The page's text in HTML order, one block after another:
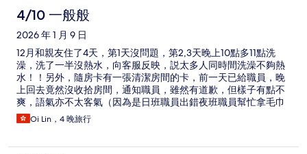
4/10 一般般
2026 年 1 月 9 日
12月和親友住了4天，第1天沒問題，第2,3天晚上10點多11點洗
澡，洗了一半沒熱水，向客服反映，説太多人同時間洗澡不夠熱
水！！另外，隨房卡有一張清潔房間的卡，前一天已給職員，晚
上回去竟然沒收拾房間，通知職員，雖然有道歉，但樣子有點不
爽，語氣亦不太客氣（因為是日班職員出錯夜班職員幫忙拿毛巾
來換）。不過這地點十分好，隔壁就是SOGO，在附近找東西吃
都很容易，交通也很便利！
Oi Lin，4 晚旅行